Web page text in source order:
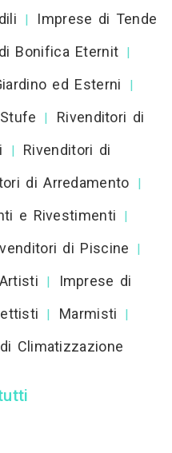
|
Imprese di Tende
Bonifica Eternit |
ed Esterni |
|
Rivenditori di
|
Rivenditori di
di Arredamento |
e Rivestimenti |
di Piscine |
Artisti |
Imprese di
| Marmisti |
Climatizzazione